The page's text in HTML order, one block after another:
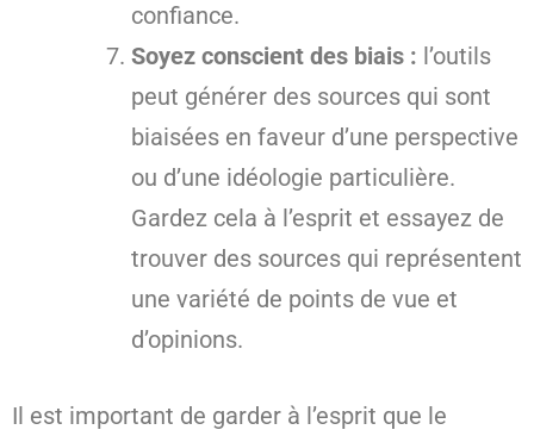
confiance.
Soyez conscient des biais : l’outils
peut générer des sources qui sont
biaisées en faveur d’une perspective
ou d’une idéologie particulière.
Gardez cela à l’esprit et essayez de
trouver des sources qui représentent
une variété de points de vue et
d’opinions.
Il est important de garder à l’esprit que le